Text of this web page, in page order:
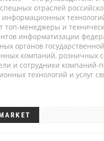
отраслей
информационных
топ-менеджеры и
информатизации
органов
компаний, розничных
и сотрудники компаний-
технологий и услуг